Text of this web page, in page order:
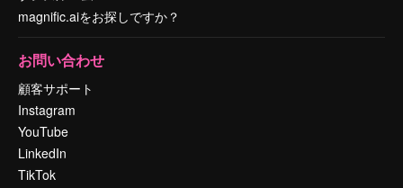
magnific.aiをお探しですか？
お問い合わせ
顧客サポート
Instagram
YouTube
LinkedIn
TikTok